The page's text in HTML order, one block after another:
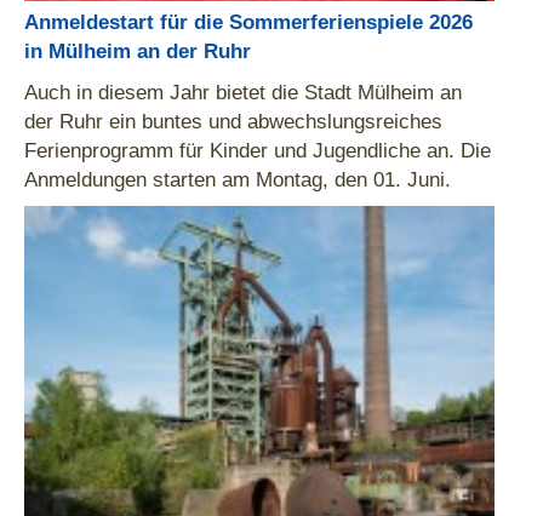
Anmeldestart für die Sommerferienspiele 2026
in Mülheim an der Ruhr
Auch in diesem Jahr bietet die Stadt Mülheim an
der Ruhr ein buntes und abwechslungsreiches
Ferienprogramm für Kinder und Jugendliche an. Die
Anmeldungen starten am Montag, den 01. Juni.